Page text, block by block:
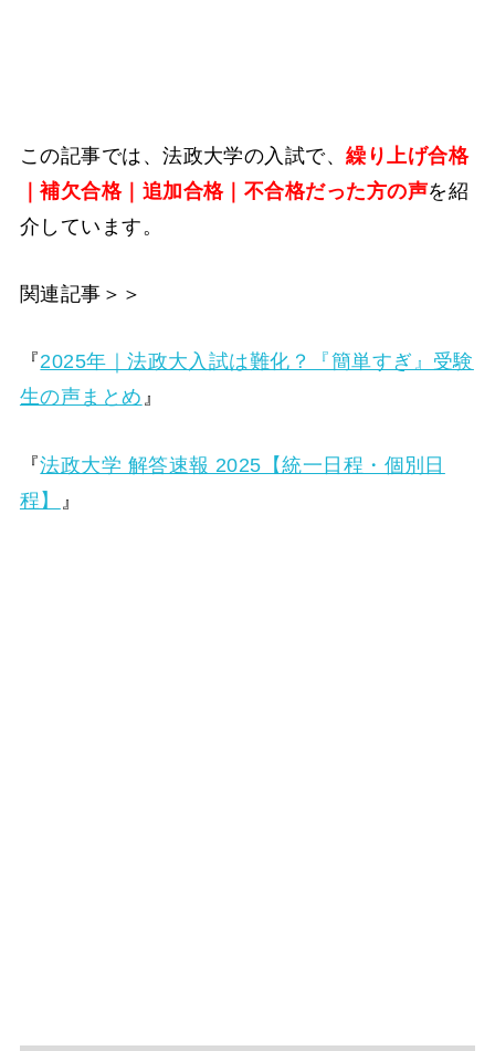
この記事では、法政大学の入試で、繰り上げ合格
｜補欠合格｜追加合格｜不合格だった方の声を紹
介しています。
関連記事＞＞
『2025年｜法政大入試は難化？『簡単すぎ』受験
生の声まとめ』
『法政大学 解答速報 2025【統一日程・個別日
程】
』